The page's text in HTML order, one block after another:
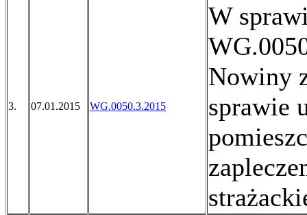
3. 07.01.2015 WG.0050.3.2015
W
Nowiny
sprawie